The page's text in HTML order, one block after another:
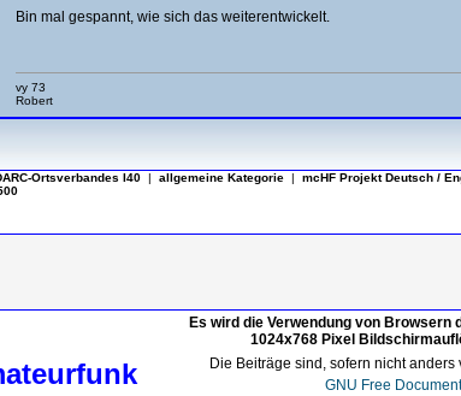
Bin mal gespannt, wie sich das weiterentwickelt.
vy 73
Robert
Ortsverbandes I40 | allgemeine Kategorie | mcHF Projekt Deutsch /
Es wird die Verwendung von
1024x768 Pixel
Die Beiträge sind, sofern nicht
GNU Free